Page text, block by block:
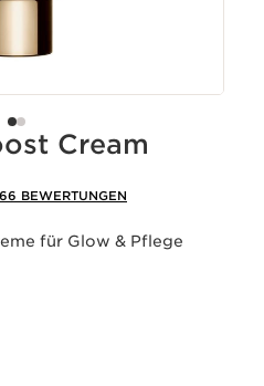
Cream
66 BEWERTUNGEN
für Glow & Pflege